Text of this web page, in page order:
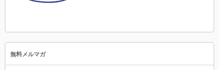
無料メルマガ